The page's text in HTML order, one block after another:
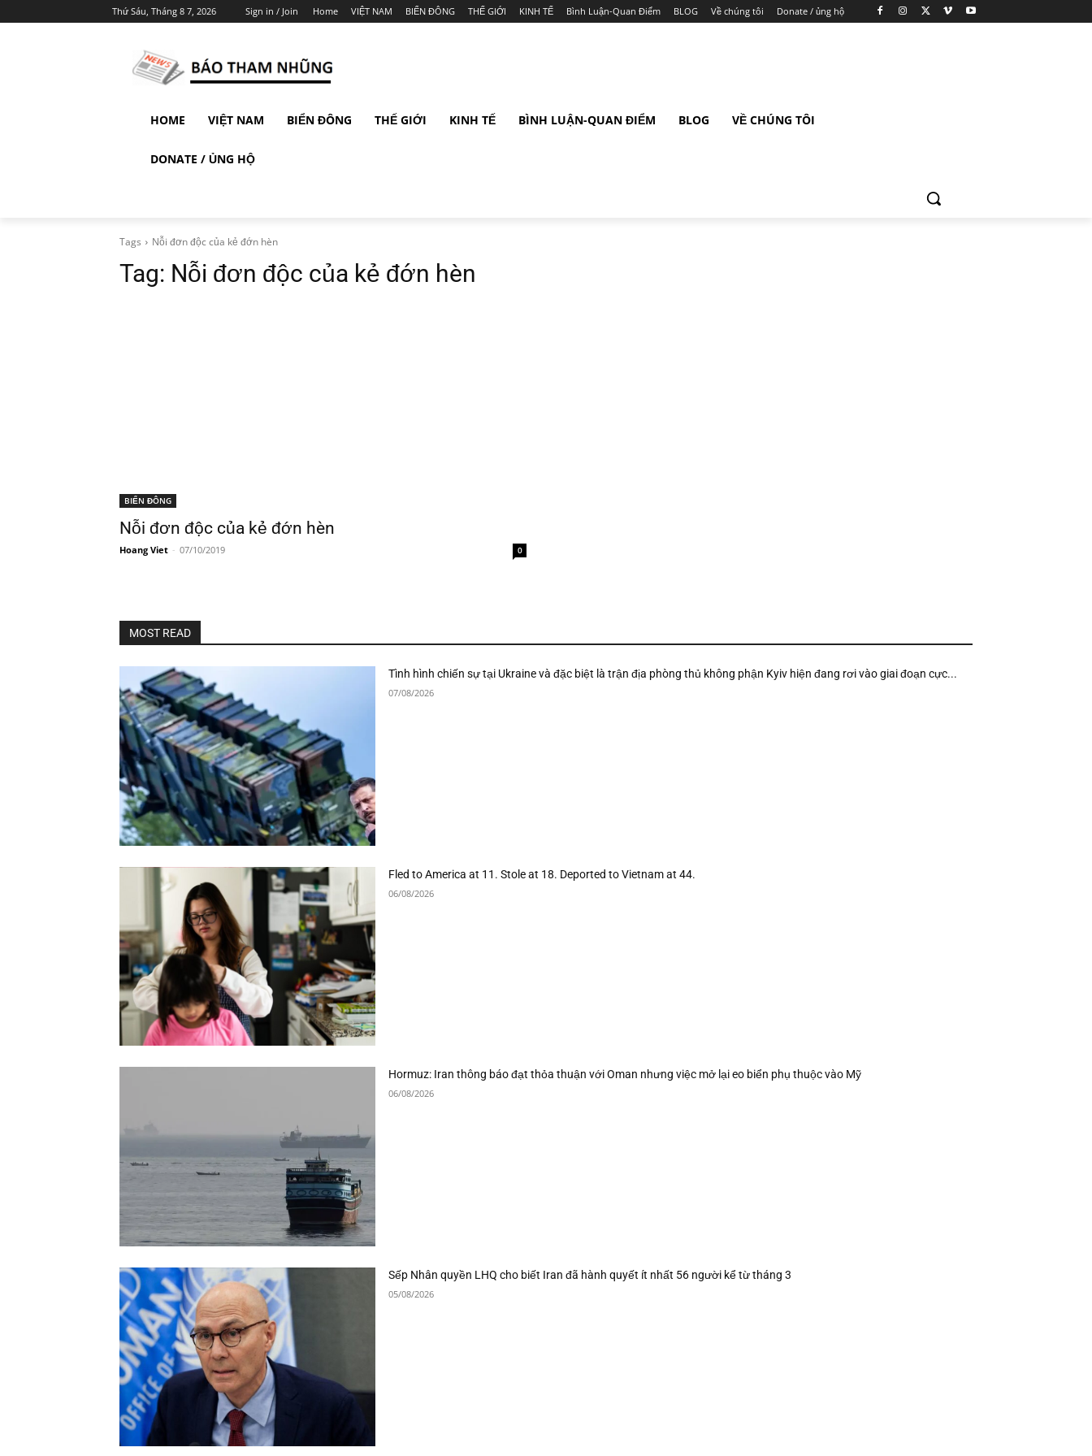
Thứ Sáu, Tháng 8 7, 2026 Sign in / Join Home VIỆT NAM BIỂN ĐÔNG THẾ GIỚI KINH TẾ Bình Luận-Quan Điểm BLOG Về chúng tôi Donate / ủng hộ
HOME VIỆT NAM BIỂN ĐÔNG THẾ GIỚI KINH TẾ BÌNH LUẬN-QUAN ĐIỂM BLOG VỀ CHÚNG TÔI
DONATE / ỦNG HỘ
Tags Nỗi đơn độc của kẻ đớn hèn
Tag: Nỗi đơn độc của kẻ đớn hèn
BIỂN ĐÔNG
Nỗi đơn độc của kẻ đớn hèn
Hoang Viet - 07/10/2019 0
MOST READ
Tình hình chiến sự tại Ukraine và đặc biệt là trận địa phòng thủ không phận Kyiv hiện đang rơi vào giai đoạn cực...
07/08/2026
Fled to America at 11. Stole at 18. Deported to Vietnam at 44.
06/08/2026
Hormuz: Iran thông báo đạt thỏa thuận với Oman nhưng việc mở lại eo biển phụ thuộc vào Mỹ
06/08/2026
Sếp Nhân quyền LHQ cho biết Iran đã hành quyết ít nhất 56 người kể từ tháng 3
05/08/2026